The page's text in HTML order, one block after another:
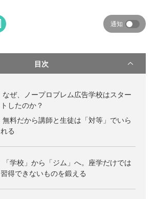
通知
目次
なぜ、ノープロブレム広告学校はスター
トしたのか？
無料だから講師と生徒は「対等」でいら
れる
「学校」から「ジム」へ。座学だけでは
習得できないものを鍛える